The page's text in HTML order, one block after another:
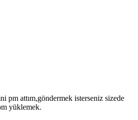
pm attım,göndermek isterseniz sizede
yüklemek.